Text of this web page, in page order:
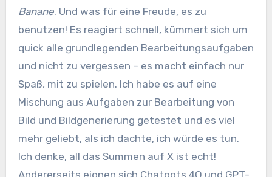
Banane. Und was für eine Freude, es zu
benutzen! Es reagiert schnell, kümmert sich um
quick alle grundlegenden Bearbeitungsaufgaben
und nicht zu vergessen – es macht einfach nur
Spaß, mit zu spielen. Ich habe es auf eine
Mischung aus Aufgaben zur Bearbeitung von
Bild und Bildgenerierung getestet und es viel
mehr geliebt, als ich dachte, ich würde es tun.
Ich denke, all das Summen auf X ist echt!
Andererseits eignen sich Chatgpts 4O und GPT-